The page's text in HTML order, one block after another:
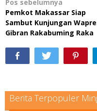
Navigasi
pos
Pos sebelumnya
Pemkot Makassar Siap
Sambut Kunjungan
Gibran Rakabuming Raka
Berita Terpopuler